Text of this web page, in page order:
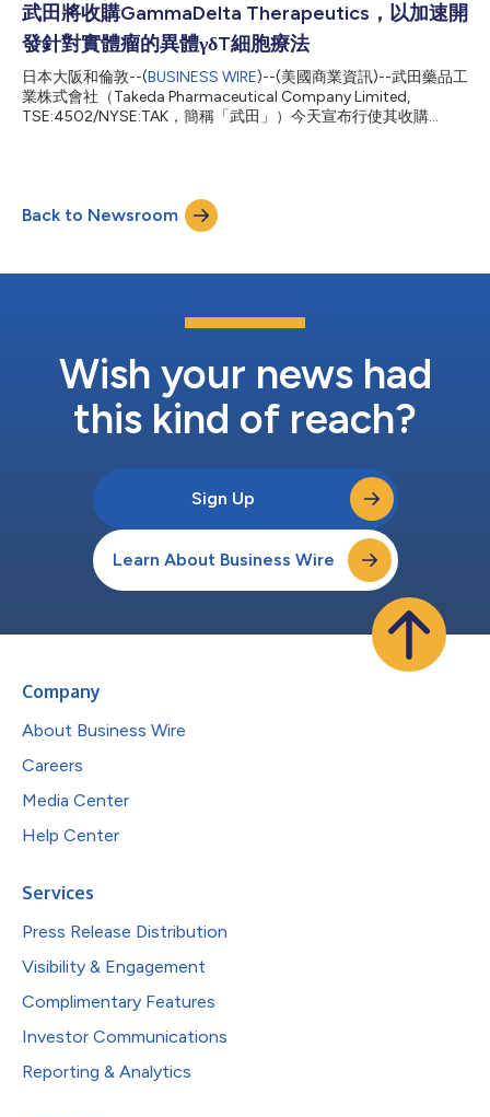
細胞銜接器專用於調節γδ T細胞在腫瘤部位介導的免疫反應，同時
避免對健康細胞的損害。 在按照計畫收購Adaptate之前，武田近
期行使了收購GammaDelta Therapeutics (GammaDelta)的選擇
權，旨在進一步加快開發創新的以γδ T細胞為基礎的療法。
GammaDelta的細胞療法平臺和Adaptate以抗體為基礎的γδ T細
胞銜接器平臺與武田強大的研發機構相結合，可使武田在充分發揮
γδ T細胞的抗癌潛力方面處於領先地位。本次計畫...
武田將收購GammaDelta Therapeutics，以加速開
發針對實體瘤的異體γδT細胞療法
日本大阪和倫敦--(BUSINESS WIRE)--(美國商業資訊)--武田藥品工
業株式會社（Takeda Pharmaceutical Company Limited,
TSE:4502/NYSE:TAK，簡稱「武田」）今天宣布行使其收購
異體可變δ1 (Vδ1) γδ T細胞治療平臺，包括血液來源平臺和組織來
源平臺，以及早期細胞治療專案。 武田腫瘤細胞治療和治療領域
部門負責人Christopher Arendt博士表示：「我們致力於開發能夠
實體瘤的現成異體細胞療法。與GammaDelta團隊這樣擁有獨特技
景的方法並加速其發展，將其開發成為改善癌症患者生活的產品。
γδ T細胞療法是一種針對實體瘤和血液惡性腫瘤的差異化方法，我
Back to Newsroom
Wish your news had
this kind of reach?
Sign Up
Learn About Business Wire
Company
About Business Wire
Careers
Media Center
Help Center
Services
Press Release Distribution
Visibility & Engagement
Complimentary Features
Investor Communications
Reporting & Analytics